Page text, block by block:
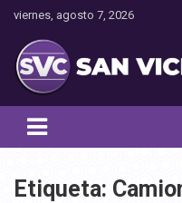
Saltar
contenido
viernes, agosto 7, 2026
San Vicente
Toda la actualidad
Etiqueta: